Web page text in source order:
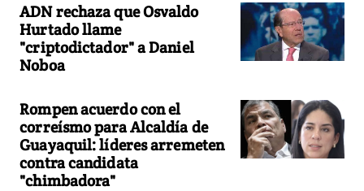
ADN rechaza que Osvaldo
Hurtado llame
"criptodictador" a Daniel
Noboa
Rompen acuerdo con el
correísmo para Alcaldía de
Guayaquil: líderes arremeten
contra candidata
"chimbadora"